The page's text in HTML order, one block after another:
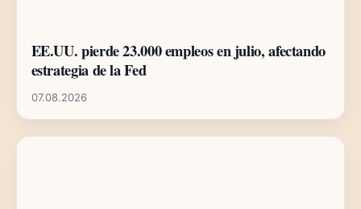
EE.UU. pierde 23.000 empleos en julio, afectando
estrategia de la Fed
07.08.2026